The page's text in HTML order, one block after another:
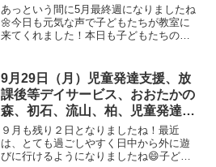
こども障害 運動療育 柳沢運動
プログ発達気になる 発達障害
放デイ 自閉症 ADHD アスペ
あっという間に5月最終週になりましたね
🌼今日も元気な声で子どもたちが教室に
来てくれました！本日も子どもたちの様
を覚えて、棒をわっかに引っかけて取る
ことはできるかな...
9月29日（月）児童発達支援、放
課後等デイサービス、おおたかの
森、初石、流山、柏、児童発達ラ
ム こども障害 運動療育 柳沢
運動プログ発達気になる 発達障
害 放デイ 自閉症 ADHD ア
９月も残り２日となりましたね！最近
は、とても過ごしやすく日中から外に遊
びに行けるようになりましたね😄子ども